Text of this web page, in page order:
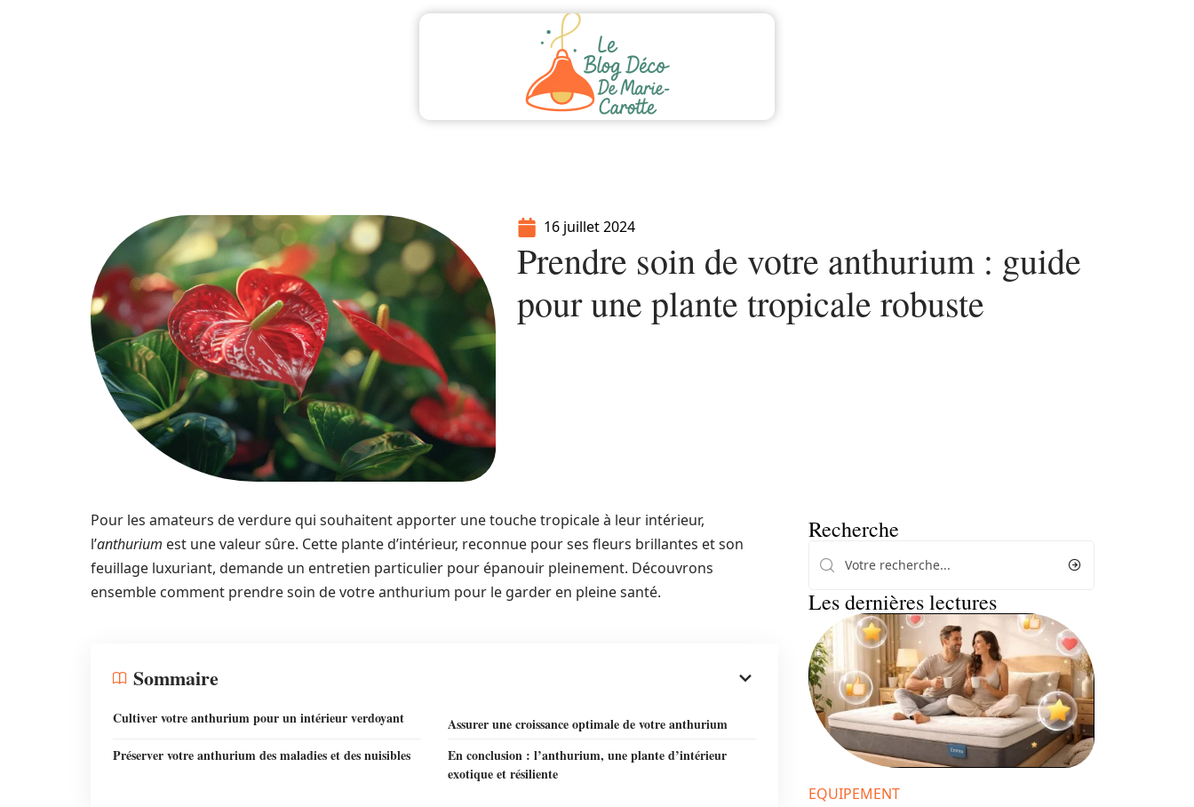
16 juillet 2024
Prendre soin de votre anthurium : guide
pour une plante tropicale robuste
Pour les amateurs de verdure qui souhaitent apporter une touche tropicale à leur intérieur,
l’anthurium est une valeur sûre. Cette plante d’intérieur, reconnue pour ses fleurs brillantes et son
feuillage luxuriant, demande un entretien particulier pour épanouir pleinement. Découvrons
ensemble comment prendre soin de votre anthurium pour le garder en pleine santé.
Sommaire
Cultiver votre anthurium pour un intérieur verdoyant
Assurer une croissance optimale de votre anthurium
Préserver votre anthurium des maladies et des nuisibles
En conclusion : l’anthurium, une plante d’intérieur
exotique et résiliente
Recherche
Les dernières lectures
EQUIPEMENT